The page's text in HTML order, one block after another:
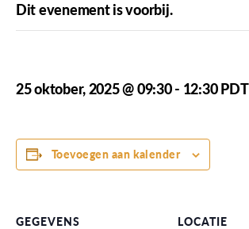
Dit evenement is voorbij.
25 oktober, 2025 @ 09:30- 12:30 PDT
Toevoegen aan kalender
GEGEVENS
LOCATIE